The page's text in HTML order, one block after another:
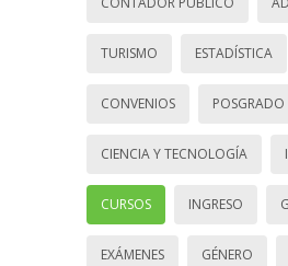
TURISMO ESTADÍSTICA
CONVENIOS POSGRADO
CIENCIA Y TECNOLOGÍA
CURSOS INGRESO
EXÁMENES GÉNERO